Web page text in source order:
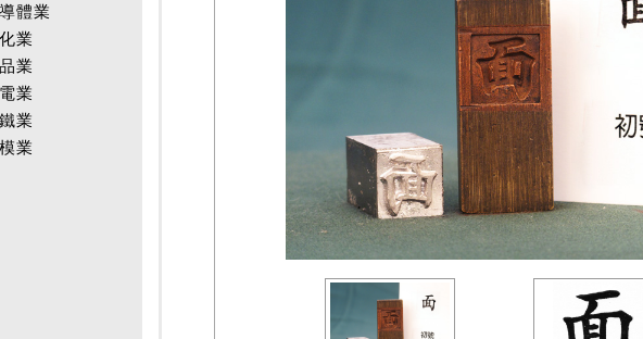
體業
業
業
業
業
業